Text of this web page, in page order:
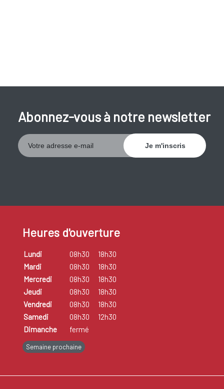
Abonnez-vous à notre newsletter
Heures d'ouverture
Lundi 08h30
18h30
Mardi
08h30
18h30
Mercredi
08h30
18h30
Jeudi
08h30
18h30
Vendredi
08h30
18h30
Samedi
08h30
12h30
Dimanche
fermé
Semaine prochaine